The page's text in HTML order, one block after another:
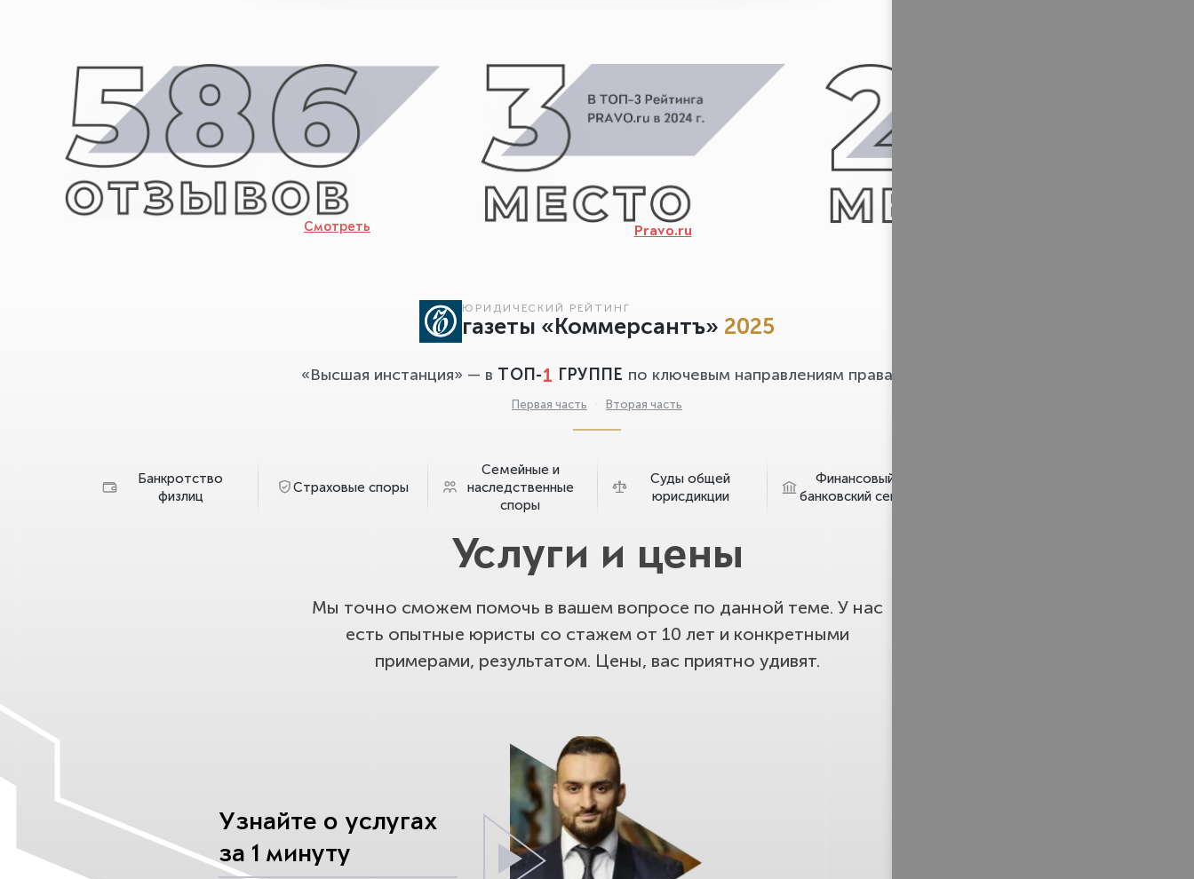
Смотреть Pravo.ru
ЮРИДИЧЕСКИЙ РЕЙТИНГ
газеты «Коммерсантъ» 2025
«Высшая инстанция» — в ТОП-1 ГРУППЕ по ключевым направлениям права
Первая часть · Вторая часть
Банкротство
физлиц
Страховые споры
Семейные и
наследственные
споры
Суды общей
юрисдикции
Финансовый и
банковский сектор
Услуги и цены
Мы точно сможем помочь в вашем вопросе по данной теме. У нас
есть опытные юристы со стажем от 10 лет и конкретными
примерами, результатом. Цены, вас приятно удивят.
Узнайте о услугах
за 1 минуту